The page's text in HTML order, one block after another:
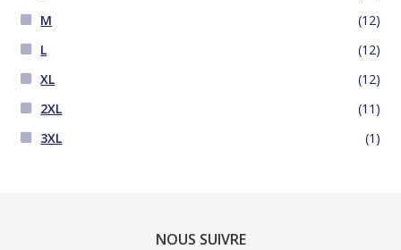
M
(12)
L
(12)
XL
(12)
2XL
(11)
3XL
(1)
NOUS SUIVRE